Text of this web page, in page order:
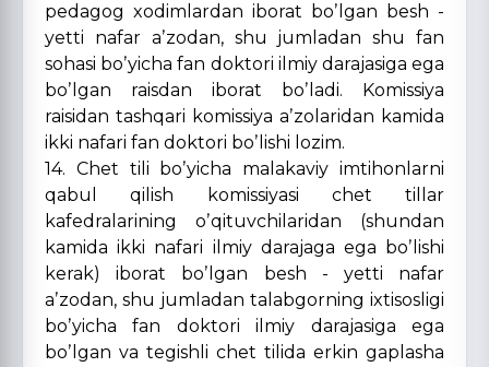
pedagog xodimlardan iborat boʼlgan besh -
yetti nafar aʼzodan, shu jumladan shu fan
sohasi boʼyicha fan doktori ilmiy darajasiga ega
boʼlgan raisdan iborat boʼladi. Komissiya
raisidan tashqari komissiya aʼzolaridan kamida
ikki nafari fan doktori boʼlishi lozim.
14. Chet tili boʼyicha malakaviy imtihonlarni
qabul qilish komissiyasi chet tillar
kafedralarining oʼqituvchilaridan (shundan
kamida ikki nafari ilmiy darajaga ega boʼlishi
kerak) iborat boʼlgan besh - yetti nafar
aʼzodan, shu jumladan talabgorning ixtisosligi
boʼyicha fan doktori ilmiy darajasiga ega
boʼlgan va tegishli chet tilida erkin gaplasha